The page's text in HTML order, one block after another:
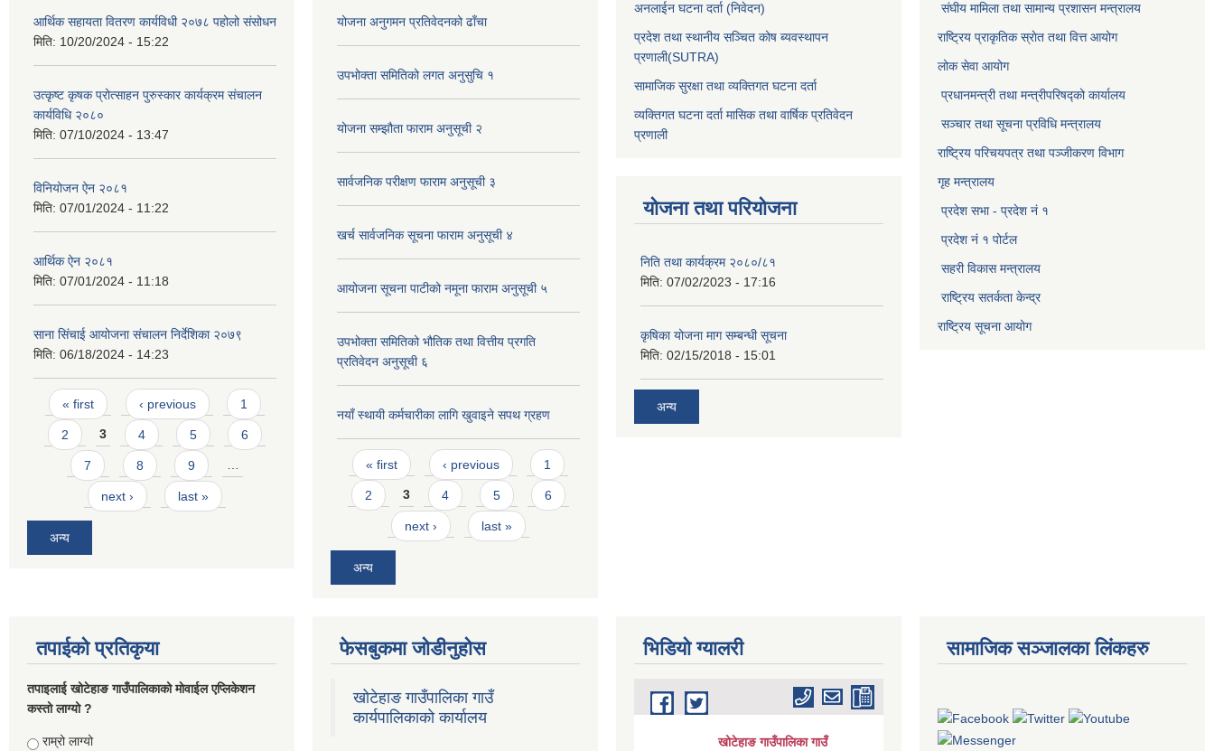
आर्थिक सहायता वितरण कार्यविधी २०७८ पहोलो संसोधन
मिति: 10/20/2024 - 15:22
उत्कृष्ट कृषक प्रोत्साहन पुरुस्कार कार्यक्रम संचालन
कार्यविधि २०८०
मिति: 07/10/2024 - 13:47
विनियोजन ऐन २०८१
मिति: 07/01/2024 - 11:22
आर्थिक ऐन २०८१
मिति: 07/01/2024 - 11:18
साना सिंचाई आयोजना संचालन निर्देशिका २०७९
मिति: 06/18/2024 - 14:23
Pages
« first ‹ previous 1
2 3 4 5 6
7 8 9 …
next › last »
अन्य
योजना अनुगमन प्रतिवेदनको ढाँचा
उपभोक्ता समितिको लगत अनुसुचि १
योजना सम्झौता फाराम अनुसूची २
सार्वजनिक परीक्षण फाराम अनुसूची ३
खर्च सार्वजनिक सूचना फाराम अनुसूची ४
आयोजना सूचना पाटीको नमूना फाराम अनुसूची ५
उपभोक्ता समितिको भौतिक तथा वित्तीय प्रगति
प्रतिवेदन अनुसूची ६
नयाँ स्थायी कर्मचारीका लागि खुवाइने सपथ ग्रहण
Pages
« first ‹ previous 1
2 3 4 5 6
next › last »
अन्य
अनलाईन घटना दर्ता (निवेदन)
प्रदेश तथा स्थानीय सञ्चित कोष ब्यवस्थापन
प्रणाली(SUTRA)
सामाजिक सुरक्षा तथा व्यक्तिगत घटना दर्ता
व्यक्तिगत घटना दर्ता मासिक तथा वार्षिक प्रतिवेदन
प्रणाली
योजना तथा परियोजना
निति तथा कार्यक्रम २०८०/८१
मिति: 07/02/2023 - 17:16
कृषिका योजना माग सम्बन्धी सूचना
मिति: 02/15/2018 - 15:01
अन्य
संघीय मामिला तथा सामान्य प्रशासन मन्त्रालय
राष्ट्रिय प्राकृतिक स्राेत तथा वित्त आयोग
लोक सेवा आयोग
प्रधानमन्त्री तथा मन्त्रीपरिषद्को कार्यालय
सञ्‍चार तथा सूचना प्रविधि मन्त्रालय
राष्ट्रिय परिचयपत्र तथा पञ्जीकरण विभाग​
गृह मन्त्रालय
प्रदेश सभा - प्रदेश नं १
प्रदेश नं १ पोर्टल
सहरी विकास मन्त्रालय
राष्ट्रिय सतर्कता केन्द्र
राष्ट्रिय सूचना आयोग
तपाईको प्रतिकृया
तपाइलाई खोटेहाङ गाउँपालिकाको माेवाईल एप्लिकेशन
कस्तो लाग्यो ?
Choices
राम्रो लाग्यो
फेसबुकमा जोडीनुहोस
खोटेहाङ गाउँपालिका गाउँ
कार्यपालिकाको कार्यालय
भिडियाे ग्यालरी सामाजिक सञ्जालका लिंकहरु